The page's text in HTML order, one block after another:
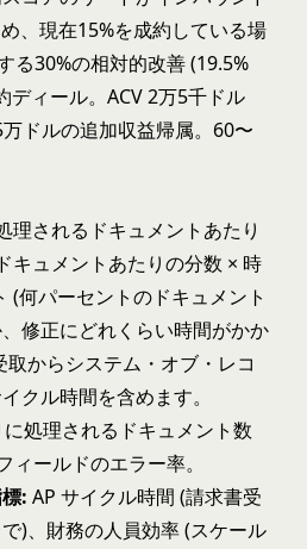
、現在15%を成約している場
る30%の相対的改善 (19.5%
ディール。ACV 2万5千ドル
ドルの追加収益帰属。60〜
理されるドキュメントあたり
キュメントあたりの分数 × 時
(何パーセントのドキュメント
修正にどれくらい時間がかか
からシステム・オブ・レコ
クル時間を含めます。
処理されるドキュメント数
ールドのエラー率。
: AP サイクル時間 (請求書受
)、財務の人員効率 (スケール